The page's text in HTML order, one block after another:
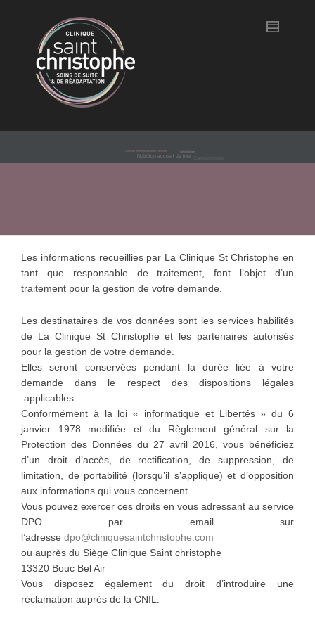
Nutrition accueil de jour
Gérontologie
Cancérologie
Nutrition en hospitalisation complète
Les informations recueillies par La Clinique St Christophe en
tant que responsable de traitement, font l’objet d’un
traitement pour la gestion de votre demande.
Les destinataires de vos données sont les services habilités
de La Clinique St Christophe et les partenaires autorisés
pour la gestion de votre demande.
Elles seront conservées pendant la durée liée à votre
demande dans le respect des dispositions légales
applicables.
Conformément à la loi « informatique et Libertés » du 6
janvier 1978 modifiée et du Règlement général sur la
Protection des Données du 27 avril 2016, vous bénéficiez
d’un droit d’accès, de rectification, de suppression, de
limitation, de portabilité (lorsqu’il s’applique) et d’opposition
aux informations qui vous concernent.
Vous pouvez exercer ces droits en vous adressant au service
DPO par email sur
l’adresse dpo@cliniquesaintchristophe.com
ou auprès du Siège Clinique Saint christophe
13320 Bouc Bel Air
Vous disposez également du droit d’introduire une
réclamation auprès de la CNIL.